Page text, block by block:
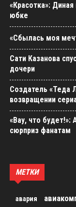
«Красотка»:
юбке
«Сбылась моя
Сати Казанова
дочери
Создатель «Теда
возвращении
«Вау, что будет!»:
сюрприз фанатам
МЕТКИ
авария